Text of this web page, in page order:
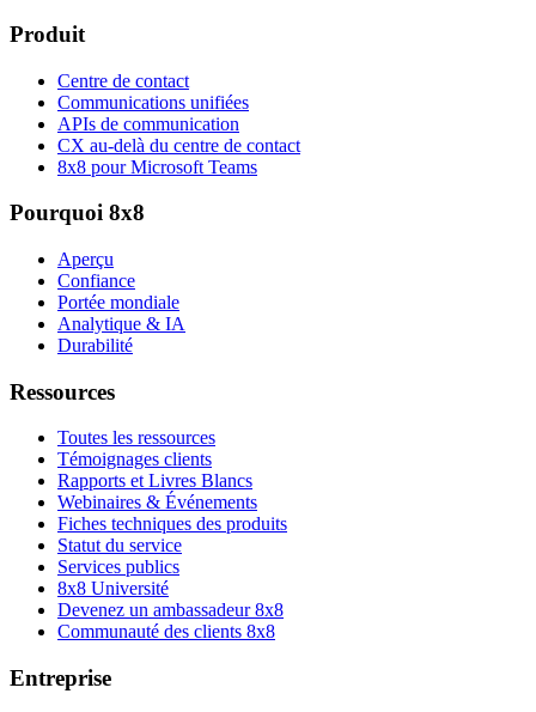
Produit
Centre de contact
Communications unifiées
APIs de communication
CX au-delà du centre de contact
8x8 pour Microsoft Teams
Pourquoi 8x8
Aperçu
Confiance
Portée mondiale
Analytique & IA
Durabilité
Ressources
Toutes les ressources
Témoignages clients
Rapports et Livres Blancs
Webinaires & Événements
Fiches techniques des produits
Statut du service
Services publics
8x8 Université
Devenez un ambassadeur 8x8
Communauté des clients 8x8
Entreprise